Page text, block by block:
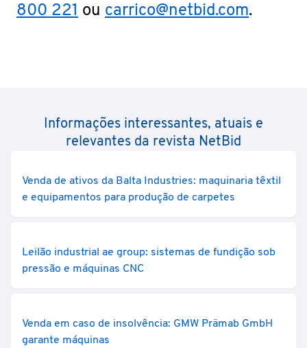
800 221 ou carrico@netbid.com.
Informações interessantes, atuais e
relevantes da revista NetBid
Venda de ativos da Balta Industries: maquinaria têxtil
e equipamentos para produção de carpetes
Leilão industrial ae group: sistemas de fundição sob
pressão e máquinas CNC
Venda em caso de insolvência: GMW Prämab GmbH
garante máquinas